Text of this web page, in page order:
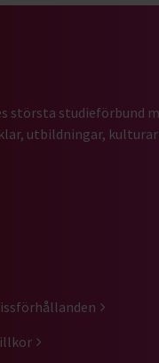
startsida
största studieförbund
utbildningar,